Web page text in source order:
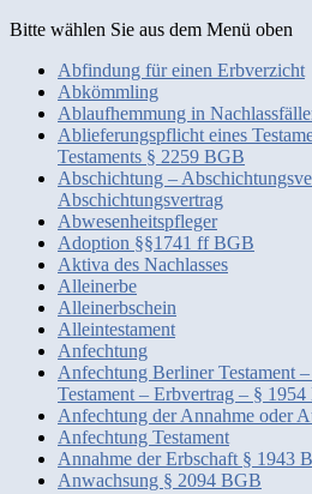
Bitte wählen Sie aus dem Menü oben
Abfindung für einen Erbverzicht
Abkömmling
Ablaufhemmung in
Ablieferungspflicht eines
Testaments § 2259 BGB
Abschichtung –
Abschichtungsvertrag
Abwesenheitspfleger
Adoption §§1741 ff BGB
Aktiva des Nachlasses
Alleinerbe
Alleinerbschein
Alleintestament
Anfechtung
Anfechtung Berliner Testament
Testament – Erbvertrag – §
Anfechtung der Annahme oder
Anfechtung Testament
Annahme der Erbschaft § 1943
Anwachsung § 2094 BGB